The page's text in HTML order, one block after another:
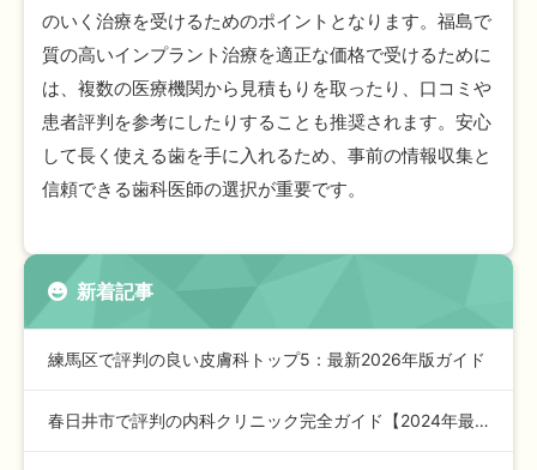
のいく治療を受けるためのポイントとなります。福島で
質の高いインプラント治療を適正な価格で受けるために
は、複数の医療機関から見積もりを取ったり、口コミや
患者評判を参考にしたりすることも推奨されます。安心
して長く使える歯を手に入れるため、事前の情報収集と
信頼できる歯科医師の選択が重要です。
新着記事
練馬区で評判の良い皮膚科トップ5：最新2026年版ガイド
春日井市で評判の内科クリニック完全ガイド【2024年最新版】…